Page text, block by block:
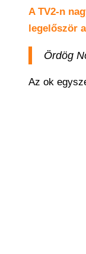
A TV2-n
legelőször
Ördög
Az ok